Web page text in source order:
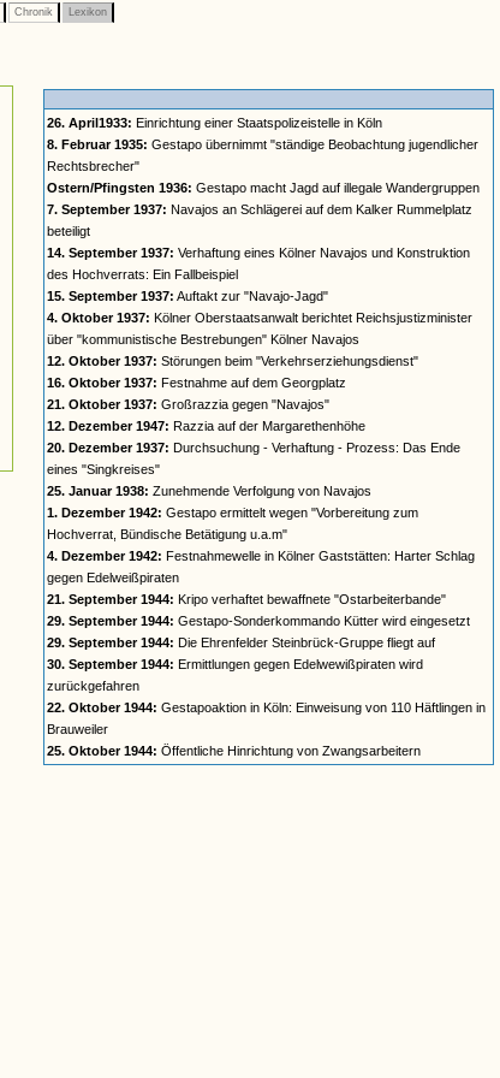
Chronik Lexikon
26. April1933: Einrichtung einer Staatspolizeistelle in Köln
8. Februar 1935: Gestapo übernimmt "ständige Beobachtung jugendlicher
Rechtsbrecher"
Ostern/Pfingsten 1936: Gestapo macht Jagd auf illegale Wandergruppen
7. September 1937: Navajos an Schlägerei auf dem Kalker Rummelplatz
beteiligt
14. September 1937: Verhaftung eines Kölner Navajos und Konstruktion
des Hochverrats: Ein Fallbeispiel
15. September 1937: Auftakt zur "Navajo-Jagd"
4. Oktober 1937: Kölner Oberstaatsanwalt berichtet Reichsjustizminister
über "kommunistische Bestrebungen" Kölner Navajos
12. Oktober 1937: Störungen beim "Verkehrserziehungsdienst"
16. Oktober 1937: Festnahme auf dem Georgplatz
21. Oktober 1937: Großrazzia gegen "Navajos"
12. Dezember 1947: Razzia auf der Margarethenhöhe
20. Dezember 1937: Durchsuchung - Verhaftung - Prozess: Das Ende
eines "Singkreises"
25. Januar 1938: Zunehmende Verfolgung von Navajos
1. Dezember 1942: Gestapo ermittelt wegen "Vorbereitung zum
Hochverrat, Bündische Betätigung u.a.m"
4. Dezember 1942: Festnahmewelle in Kölner Gaststätten: Harter Schlag
gegen Edelweißpiraten
21. September 1944: Kripo verhaftet bewaffnete "Ostarbeiterbande"
29. September 1944: Gestapo-Sonderkommando Kütter wird eingesetzt
29. September 1944: Die Ehrenfelder Steinbrück-Gruppe fliegt auf
30. September 1944: Ermittlungen gegen Edelwewißpiraten wird
zurückgefahren
22. Oktober 1944: Gestapoaktion in Köln: Einweisung von 110 Häftlingen in
Brauweiler
25. Oktober 1944: Öffentliche Hinrichtung von Zwangsarbeitern